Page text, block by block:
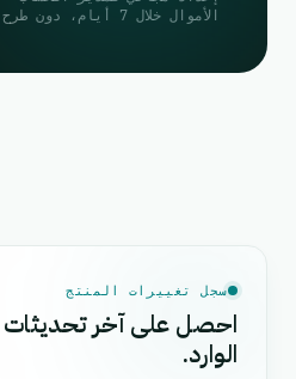
الأموال خلال 7 أيام، دون طرح أي أسئلة
سجل تغييرات المنتج
الوارد.